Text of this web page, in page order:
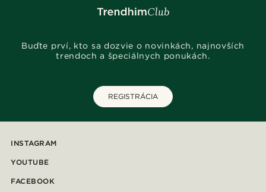
Buďte prví, kto sa dozvie o novinkách, najnovších
trendoch a špeciálnych ponukách.
REGISTRÁCIA
INSTAGRAM
YOUTUBE
FACEBOOK